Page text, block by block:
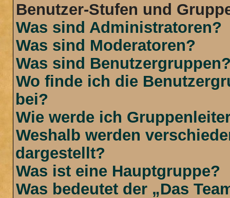
Benutzer-Stufen und
Was sind Administratoren?
Was sind Moderatoren?
Was sind
Wo finde ich die
bei?
Wie werde ich
Weshalb werden
dargestellt?
Was ist eine Hauptgruppe?
Was bedeutet der „Das